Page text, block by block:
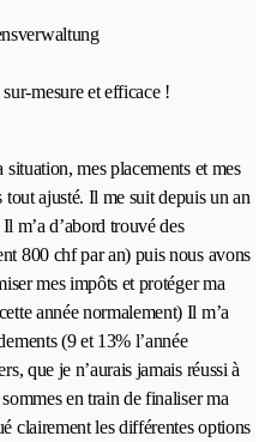
mesure et efficace !
mes placements et mes
tout ajusté. Il me suit depuis un an
m’a d’abord trouvé des
800 chf par an) puis nous avons
mes impôts et protéger ma
année normalement) Il m’a
(9 et 13% l’année
que je n’aurais jamais réussi à
en train de finaliser ma
clairement les différentes options